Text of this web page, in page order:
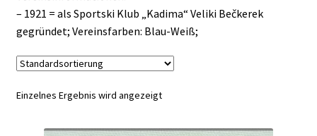
– 1921 = als Sportski Klub „Kadima“ Veliki Bečkerek
gegründet; Vereinsfarben: Blau-Weiß;
Einzelnes Ergebnis wird angezeigt